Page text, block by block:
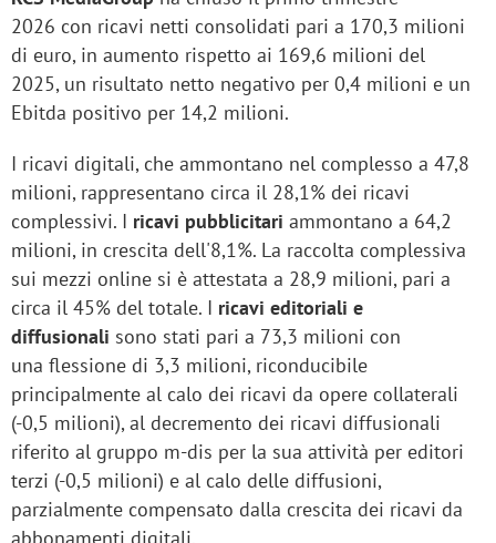
2026 con ricavi netti consolidati pari a 170,3 milioni
di euro, in aumento rispetto ai 169,6 milioni del
2025, un risultato netto negativo per 0,4 milioni e un
Ebitda positivo per 14,2 milioni.
I ricavi digitali, che ammontano nel complesso a 47,8
milioni, rappresentano circa il 28,1% dei ricavi
complessivi. I ricavi pubblicitari ammontano a 64,2
milioni, in crescita dell'8,1%. La raccolta complessiva
sui mezzi online si è attestata a 28,9 milioni, pari a
circa il 45% del totale. I ricavi editoriali e
diffusionali sono stati pari a 73,3 milioni con
una flessione di 3,3 milioni, riconducibile
principalmente al calo dei ricavi da opere collaterali
(-0,5 milioni), al decremento dei ricavi diffusionali
riferito al gruppo m-dis per la sua attività per editori
terzi (-0,5 milioni) e al calo delle diffusioni,
parzialmente compensato dalla crescita dei ricavi da